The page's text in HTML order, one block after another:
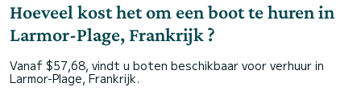
Hoeveel kost het om een boot te huren in
Larmor-Plage, Frankrijk ?
Vanaf $57,68, vindt u boten beschikbaar voor verhuur in
Larmor-Plage, Frankrijk.